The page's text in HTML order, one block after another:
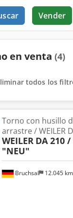
Vender
en venta (4)
todos los
Bruchsal 12.045
Torno con husillo
arrastre / WEILER
WEILER DA 210
"NEU"